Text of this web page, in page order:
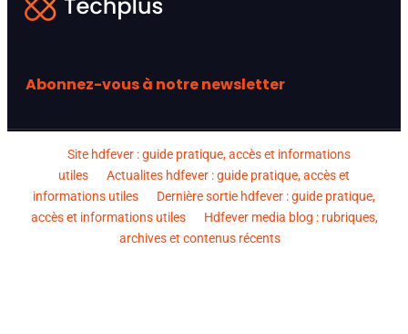
Abonnez-vous à notre newsletter
Site hdfever : guide pratique, accès et informations
utiles
Actualites hdfever : guide pratique, accès et
informations utiles
Dernière sortie hdfever : guide pratique,
accès et informations utiles
Hdfever media blog : rubriques,
archives et contenus récents